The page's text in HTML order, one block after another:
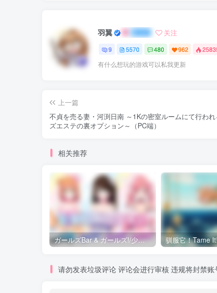
羽翼 关注
9 5570 480 962
有什么想玩的游戏可以私我更新
上一篇
不貞を売る妻・河渕日南 ～1Kの密室ルームにて行わ
ズエステの裏オプション～（PC端）
相关推荐
ガールズBar & ガールズ!/少女bar bar（安卓直装）
请勿发表垃圾评论 评论会进行审核 违规将封禁